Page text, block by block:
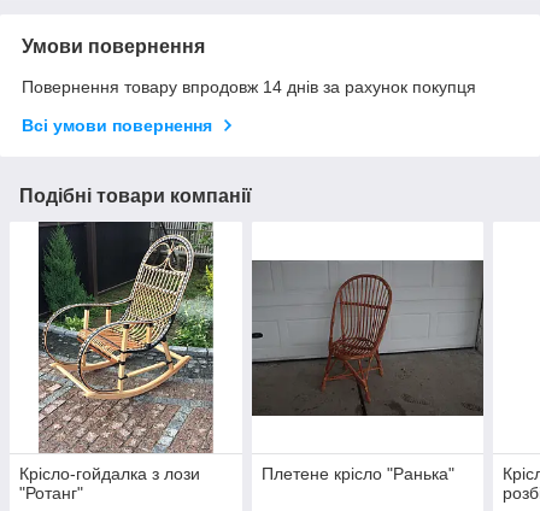
Умови повернення
Повернення товару впродовж 14 днів за рахунок покупця
Всі умови повернення
Подібні товари компанії
Крісло-гойдалка з лози
"Ротанг"
Плетене крісло "Ранька"